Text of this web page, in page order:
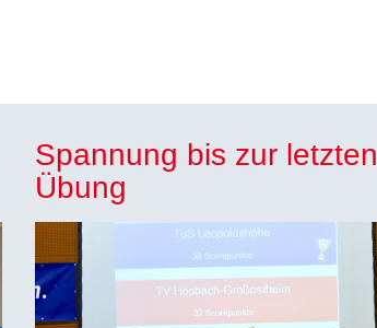
Spannung bis zur letzten
Übung